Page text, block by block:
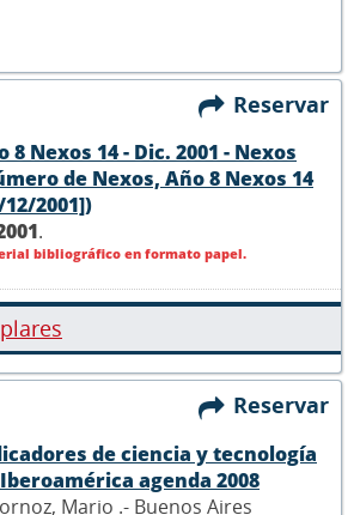
Reservar
8 Nexos 14 - Dic. 2001 - Nexos
de Nexos, Año 8 Nexos 14
12/2001])
.
bibliográfico en formato papel.
Reservar
de ciencia y tecnología
agenda 2008
Mario .- Buenos Aires